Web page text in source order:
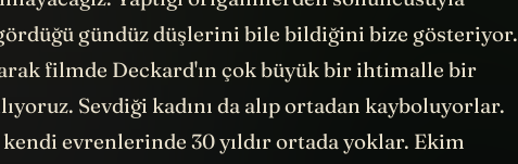
Yaptığı origamilerden sonuncusuyla
gördüğü gündüz düşlerini bile bildiğini bize gösteriyor.
filmde Deckard'ın çok büyük bir ihtimalle bir
Sevdiği kadını da alıp ortadan kayboluyorlar.
evrenlerinde 30 yıldır ortada yoklar. Ekim